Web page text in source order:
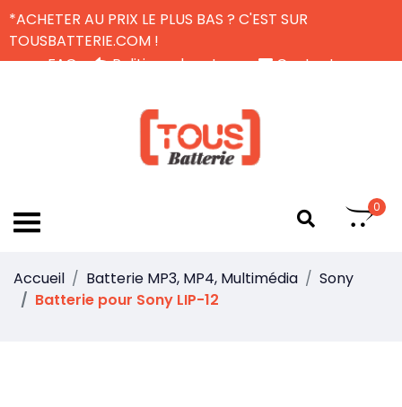
*ACHETER AU PRIX LE PLUS BAS ? C'EST SUR
TOUSBATTERIE.COM !
FAQ
Politique de retour
Contactez-nous
0
Accueil Batterie MP3, MP4, Multimédia
Sony
Batterie pour Sony LIP-12